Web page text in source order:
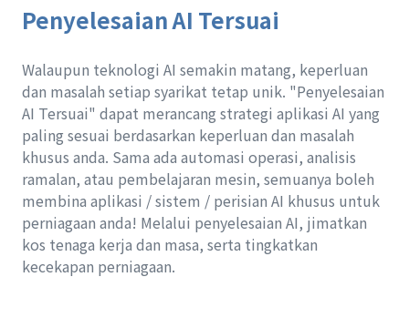
Penyelesaian AI Tersuai
Walaupun teknologi AI semakin matang, keperluan
dan masalah setiap syarikat tetap unik. "Penyelesaian
AI Tersuai" dapat merancang strategi aplikasi AI yang
paling sesuai berdasarkan keperluan dan masalah
khusus anda. Sama ada automasi operasi, analisis
ramalan, atau pembelajaran mesin, semuanya boleh
membina aplikasi / sistem / perisian AI khusus untuk
perniagaan anda! Melalui penyelesaian AI, jimatkan
kos tenaga kerja dan masa, serta tingkatkan
kecekapan perniagaan.